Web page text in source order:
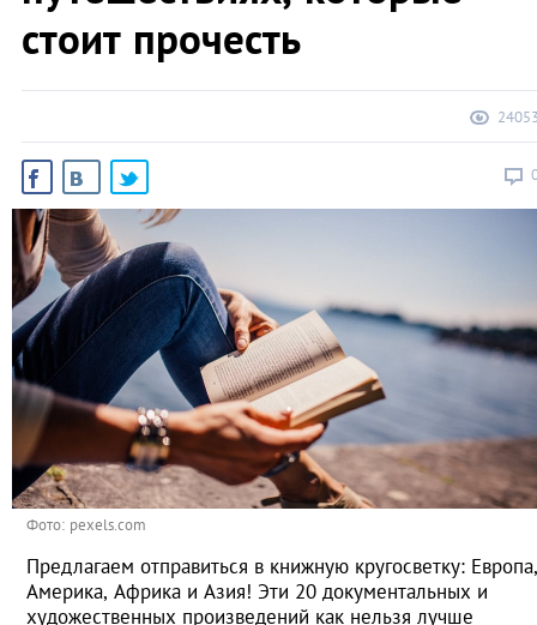
стоит прочесть
Фото: pexels.com
Предлагаем отправиться в книжную кругосветку: Европа,
Америка, Африка и Азия! Эти 20 документальных и
художественных произведений как нельзя лучше